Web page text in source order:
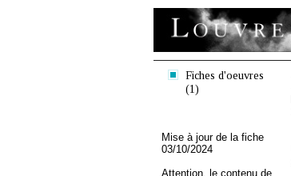
Fiches d'oeuvres
(1)
Mise à jour de la fiche
03/10/2024
Attention, le contenu de